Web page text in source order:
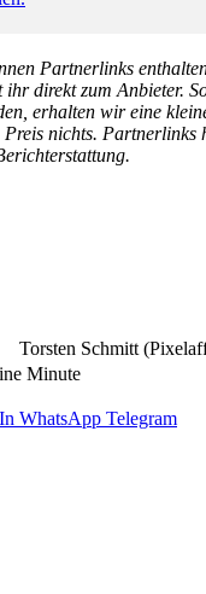
Partnerlinks
direkt zum Anbieter.
erhalten wir eine
nichts. Partnerlinks
Torsten Schmitt
Minute
WhatsApp Telegram